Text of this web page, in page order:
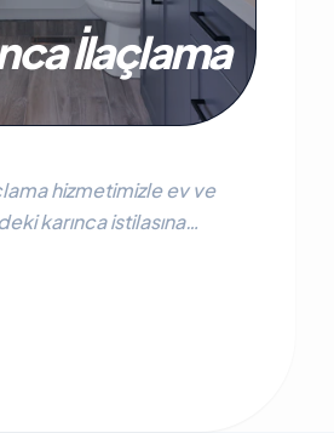
İlaçlama
hizmetimizle ev ve
karınca istilasına